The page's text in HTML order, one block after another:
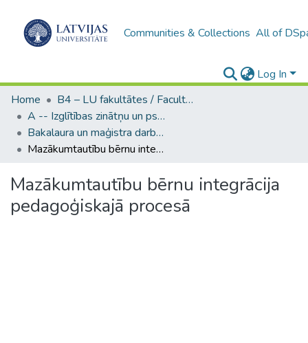
Communities & Collections All of
Log In
Home
B4 – LU fakultātes / Faculties of the UL
A -- Izglītības zinātņu un psiholoģijas fakultāte / Faculty of Education Sciences and Psychology
Bakalaura un maģistra darbi (PPMF) / Bachelor's and Master's theses
Mazākumtautību bērnu integrācija pedagoģiskajā procesā
Mazākumtautību bērnu integrācija
pedagoģiskajā procesā